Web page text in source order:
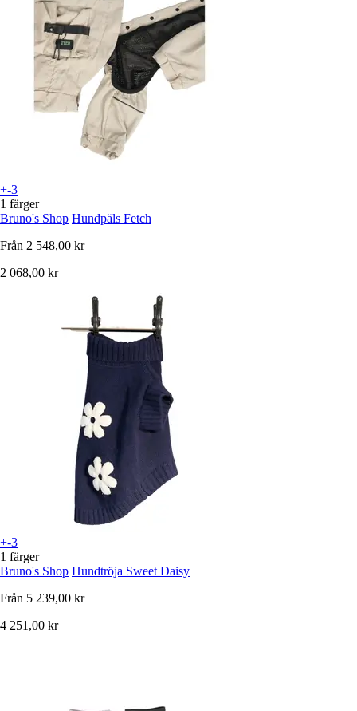
+-3
1 färger
Bruno's Shop Hundpäls Fetch
Från 2 548,00 kr
2 068,00 kr
+-3
1 färger
Bruno's Shop Hundtröja Sweet Daisy
Från 5 239,00 kr
4 251,00 kr